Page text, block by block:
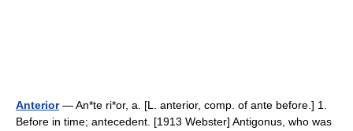
Anterior— An*te ri*or, a. [L. anterior, comp. of ante before.] 1.
Before in time; antecedent. [1913 Webster] Antigonus, who was